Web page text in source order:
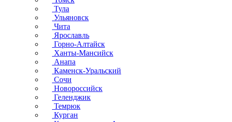
Тула
Ульяновск
Чита
Ярославль
Горно-Алтайск
Ханты-Мансийск
Анапа
Каменск-Уральский
Сочи
Новороссийск
Геленджик
Темрюк
Курган